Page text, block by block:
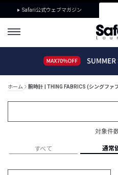
Safari公式ウェブマガジン
ホーム 腕時計 | THING FABRICS (シングファ
対象件
すべて 通常